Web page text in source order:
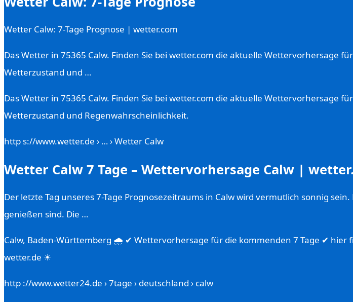
Wetter Calw: 7-Tage Prognose | wetter.com
Das Wetter in 75365 Calw. Finden Sie bei wetter.com die aktuelle Wettervorhersage
Wetterzustand und …
Das Wetter in 75365 Calw. Finden Sie bei wetter.com die aktuelle Wettervorhersage
Wetterzustand und Regenwahrscheinlichkeit.
http s://www.wetter.de › … › Wetter Calw
Wetter Calw 7 Tage – Wettervorhersage Calw |
Der letzte Tag unseres 7-Tage Prognosezeitraums in Calw wird vermutlich sonnig
genießen sind. Die …
Calw, Baden-Württemberg 🌧️ ✔ Wettervorhersage für die kommenden 7 Tage ✔ hier
wetter.de ☀
http ://www.wetter24.de › 7tage › deutschland › calw